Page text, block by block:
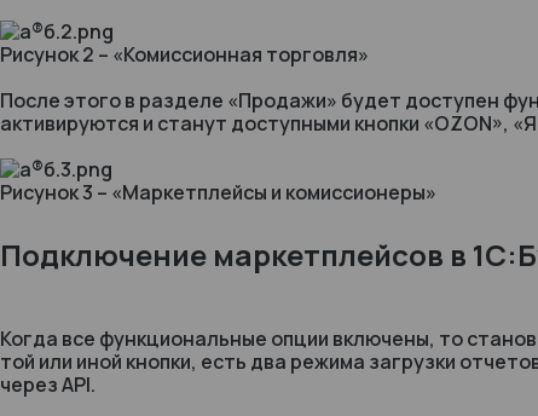
Рисунок 2 – «Комиссионная торговля»
После этого в разделе «Продажи» будет доступен
активируются и станут доступными кнопки «OZON»,
Рисунок 3 – «Маркетплейсы и комиссионеры»
Подключение маркетплейсов в
Когда все функциональные опции включены, то
той или иной кнопки, есть два режима загрузки
через API.